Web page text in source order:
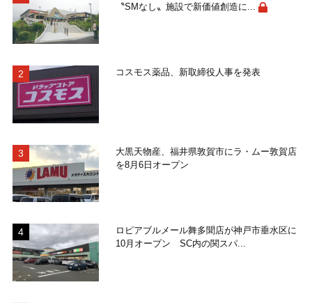
〝SMなし〟施設で新価値創造に...
コスモス薬品、新取締役人事を発表
大黒天物産、福井県敦賀市にラ・ムー敦賀店
を8月6日オープン
ロピアブルメール舞多聞店が神戸市垂水区に
10月オープン SC内の関スパ...